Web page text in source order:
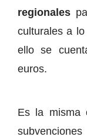
regionales
culturales a
ello se
euros.
Es la misma